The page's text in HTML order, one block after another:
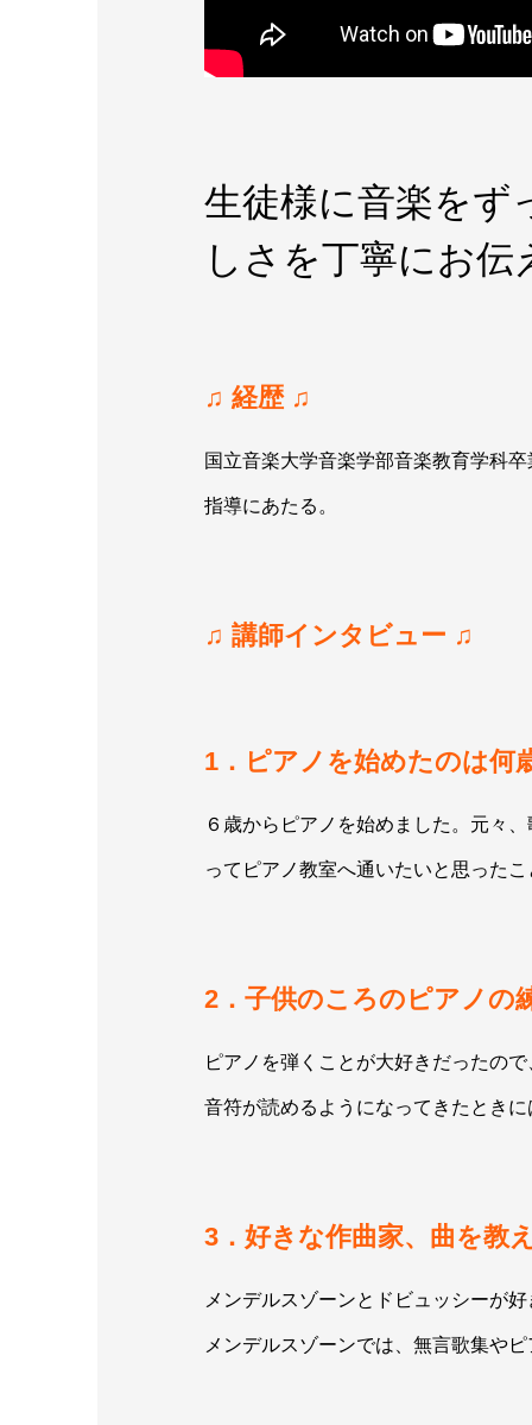
生徒様に音楽をず
しさを丁寧にお
♫ 経歴 ♫
国立音楽大学音楽学部音楽教育学科
指導にあたる。
♫ 講師インタビュー ♫
1．ピアノを始めたのは何
６歳からピアノを始めました。元々
ってピアノ教室へ通いたいと思った
2．子供のころのピアノの
ピアノを弾くことが大好きだったの
音符が読めるようになってきたとき
3．好きな作曲家、曲を教
メンデルスゾーンとドビュッシーが
メンデルスゾーンでは、無言歌集や